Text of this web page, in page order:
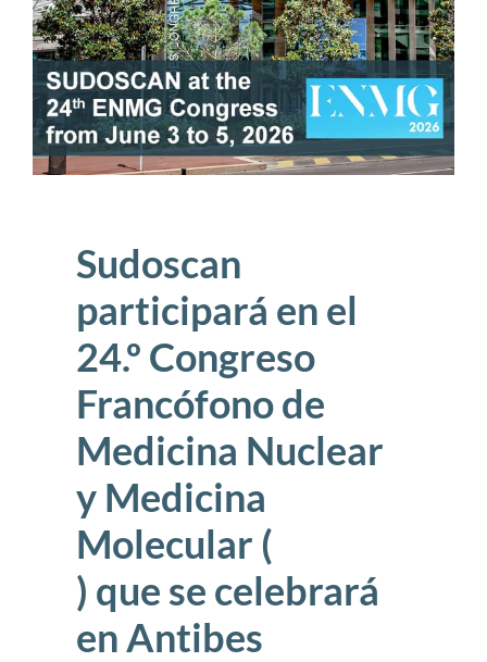
Sudoscan
participará en el
24.º Congreso
Francófono de
Medicina Nuclear
y Medicina
Molecular (
) que se celebrará
en Antibes